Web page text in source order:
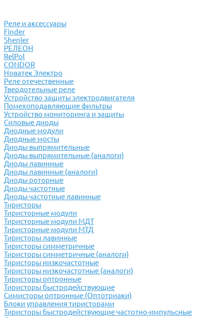
Реле и аксессуары
Finder
Shenler
РЕЛЕОН
RelPol
CONDOR
Новатек Электро
Реле отечественные
Твердотельные реле
Устройство защиты электродвигателя
Помехоподавляющие фильтры
Устройство мониторинга и защиты
Силовые диоды
Диодные модули
Диодные мосты
Диоды выпрямительные
Диоды выпрямительные (аналоги)
Диоды лавинные
Диоды лавинные (аналоги)
Диоды роторные
Диоды частотные
Диоды частотные лавинные
Тиристоры
Тиристорные модули
Тиристорные модули МДТ
Тиристорные модули МТД
Тиристоры лавинные
Тиристоры симметричные
Тиристоры симметричные (аналоги)
Тиристоры низкочастотные
Тиристоры низкочастотные (аналоги)
Тиристоры оптронные
Тиристоры быстродействующие
Симисторы оптронные (Оптотриаки)
Блоки управления тиристорами
Тиристоры быстродействующие частотно-импульсные